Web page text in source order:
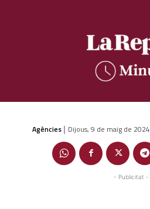
Agències | Dijous, 9 de maig de 2024
- Publicitat -